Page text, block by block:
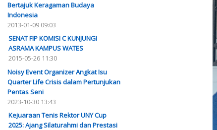
Bertajuk Keragaman Budaya
Indonesia
2013-01-09 09:03
SENAT FIP KOMISI C KUNJUNGI
ASRAMA KAMPUS WATES
2015-05-26 11:30
Noisy Event Organizer Angkat Isu
Quarter Life Crisis dalam Pertunjukan
Pentas Seni
2023-10-30 13:43
Kejuaraan Tenis Rektor UNY Cup
2025: Ajang Silaturahmi dan Prestasi